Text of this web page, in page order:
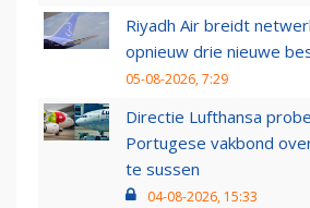
Riyadh Air breidt
opnieuw drie nieuwe
05-08-2026, 7:29
Directie Lufthansa
Portugese vakbond
te sussen
04-08-2026, 15:33